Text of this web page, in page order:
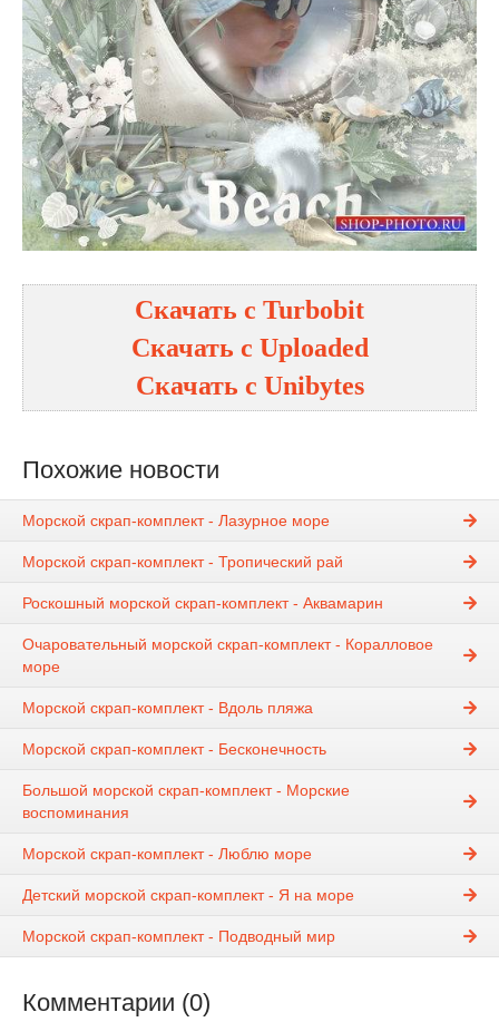
Скачать с Turbobit
Скачать с Uploaded
Скачать с Unibytes
Похожие новости
Морской скрап-комплект - Лазурное море
Морской скрап-комплект - Тропический рай
Роскошный морской скрап-комплект - Аквамарин
Очаровательный морской скрап-комплект - Коралловое
море
Морской скрап-комплект - Вдоль пляжа
Морской скрап-комплект - Бесконечность
Большой морской скрап-комплект - Морские
воспоминания
Морской скрап-комплект - Люблю море
Детский морской скрап-комплект - Я на море
Морской скрап-комплект - Подводный мир
Комментарии (0)